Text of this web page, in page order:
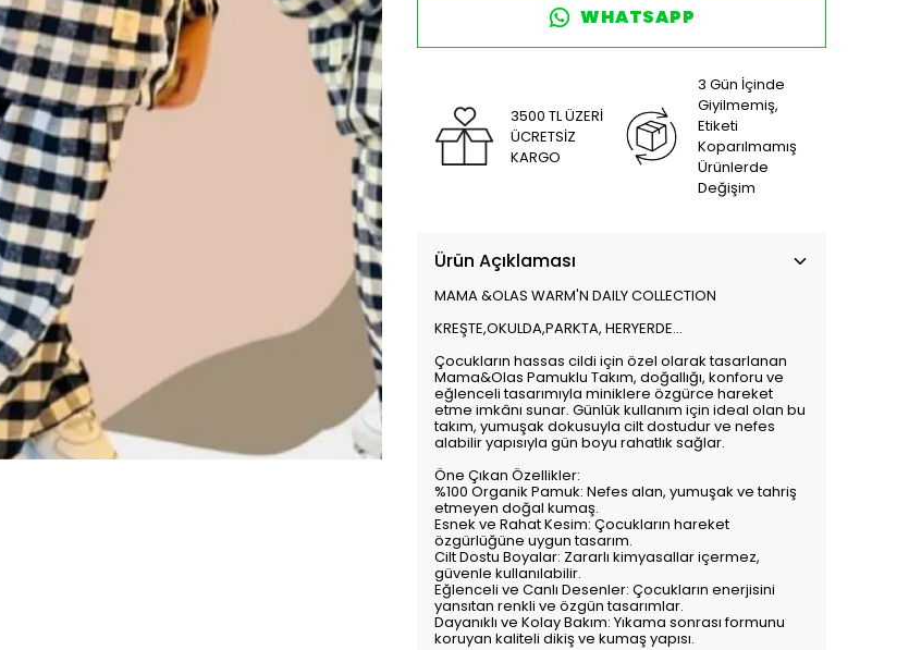
WHATSAPP
3500 TL ÜZERİ
ÜCRETSİZ
KARGO
3 Gün İçinde
Giyilmemiş,
Etiketi
Koparılmamış
Ürünlerde
Değişim
Ürün Açıklaması
MAMA &OLAS WARM'N DAILY COLLECTION
KREŞTE,OKULDA,PARKTA, HERYERDE...
Çocukların hassas cildi için özel olarak tasarlanan
Mama&Olas Pamuklu Takım, doğallığı, konforu ve
eğlenceli tasarımıyla miniklere özgürce hareket
etme imkânı sunar. Günlük kullanım için ideal olan bu
takım, yumuşak dokusuyla cilt dostudur ve nefes
alabilir yapısıyla gün boyu rahatlık sağlar.
Öne Çıkan Özellikler:
%100 Organik Pamuk: Nefes alan, yumuşak ve tahriş
etmeyen doğal kumaş.
Esnek ve Rahat Kesim: Çocukların hareket
özgürlüğüne uygun tasarım.
Cilt Dostu Boyalar: Zararlı kimyasallar içermez,
güvenle kullanılabilir.
Eğlenceli ve Canlı Desenler: Çocukların enerjisini
yansıtan renkli ve özgün tasarımlar.
Dayanıklı ve Kolay Bakım: Yıkama sonrası formunu
koruyan kaliteli dikiş ve kumaş yapısı.